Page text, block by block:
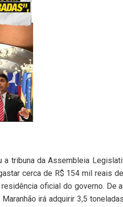
tribuna da Assembleia
cerca de R$ 154 mil reais
oficial do governo. De
irá adquirir 3,5